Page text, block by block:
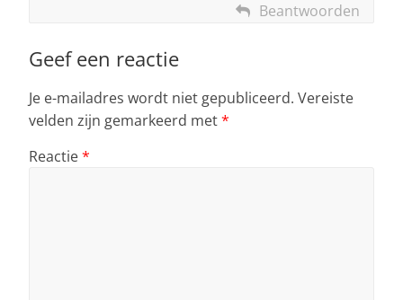
Beantwoorden
Geef een reactie
Je e-mailadres wordt niet gepubliceerd. Vereiste
velden zijn gemarkeerd met*
Reactie*